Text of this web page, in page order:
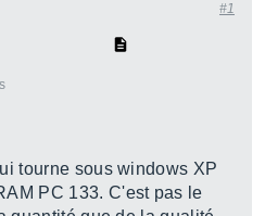
#1
tourne sous windows XP
PC 133. C'est pas le